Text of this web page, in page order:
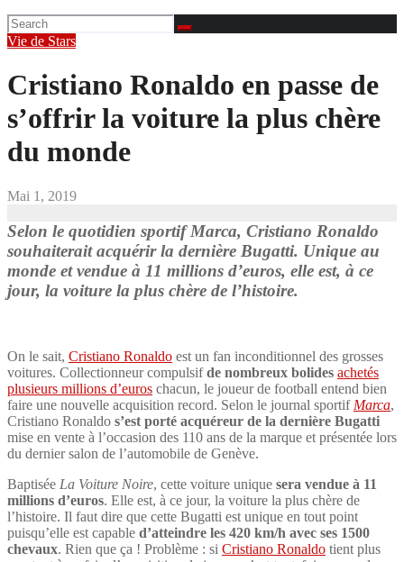
Vie de Stars
Cristiano Ronaldo en passe de
s’offrir la voiture la plus chère
du monde
Mai 1, 2019
Selon le quotidien sportif Marca, Cristiano Ronaldo
souhaiterait acquérir la dernière Bugatti. Unique au
monde et vendue à 11 millions d’euros, elle est, à ce
jour, la voiture la plus chère de l’histoire.
On le sait, Cristiano Ronaldo est un fan inconditionnel des grosses
voitures. Collectionneur compulsifde nombreux bolides achetés
plusieurs millions d’euros chacun, le joueur de football entend bien
faire une nouvelle acquisition record. Selon le journal sportif Marca,
Cristiano Ronaldo s’est porté acquéreur de la dernière Bugatti
mise en vente à l’occasion des 110 ans de la marque et présentée lors
du dernier salon de l’automobile de Genève.
Baptisée La Voiture Noire, cette voiture unique sera vendue à 11
millions d’euros. Elle est, à ce jour, la voiture la plus chère de
l’histoire. Il faut dire que cette Bugatti est unique en tout point
puisqu’elle est capable d’atteindre les 420 km/h avec ses 1500
chevaux. Rien que ça ! Problème : si Cristiano Ronaldo tient plus